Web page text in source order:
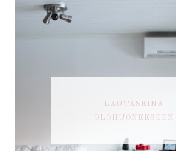
LAUTASEINÄ
OLOHUONEESEEN